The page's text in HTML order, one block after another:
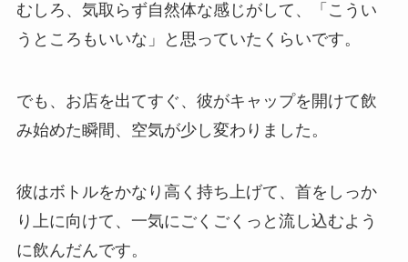
むしろ、気取らず自然体な感じがして、「こうい
うところもいいな」と思っていたくらいです。
でも、お店を出てすぐ、彼がキャップを開けて飲
み始めた瞬間、空気が少し変わりました。
彼はボトルをかなり高く持ち上げて、首をしっか
り上に向けて、一気にごくごくっと流し込むよう
に飲んだんです。